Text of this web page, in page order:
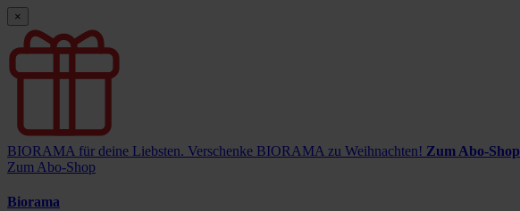
×
BIORAMA für deine Liebsten. Verschenke BIORAMA zu Weihnachten! Zum Abo-Shop
Zum Abo-Shop
Biorama